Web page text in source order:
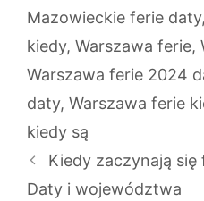
Mazowieckie ferie daty,
kiedy, Warszawa ferie,
Warszawa ferie 2024
daty, Warszawa ferie
kiedy są
Kiedy zaczynają się
Daty i województwa